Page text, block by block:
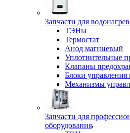
Запчасти для
ТЭНы
Термостат
Анод магниевый
Уплотнительные
Клапаны
Блоки
Механизмы
Запчасти для
оборудования